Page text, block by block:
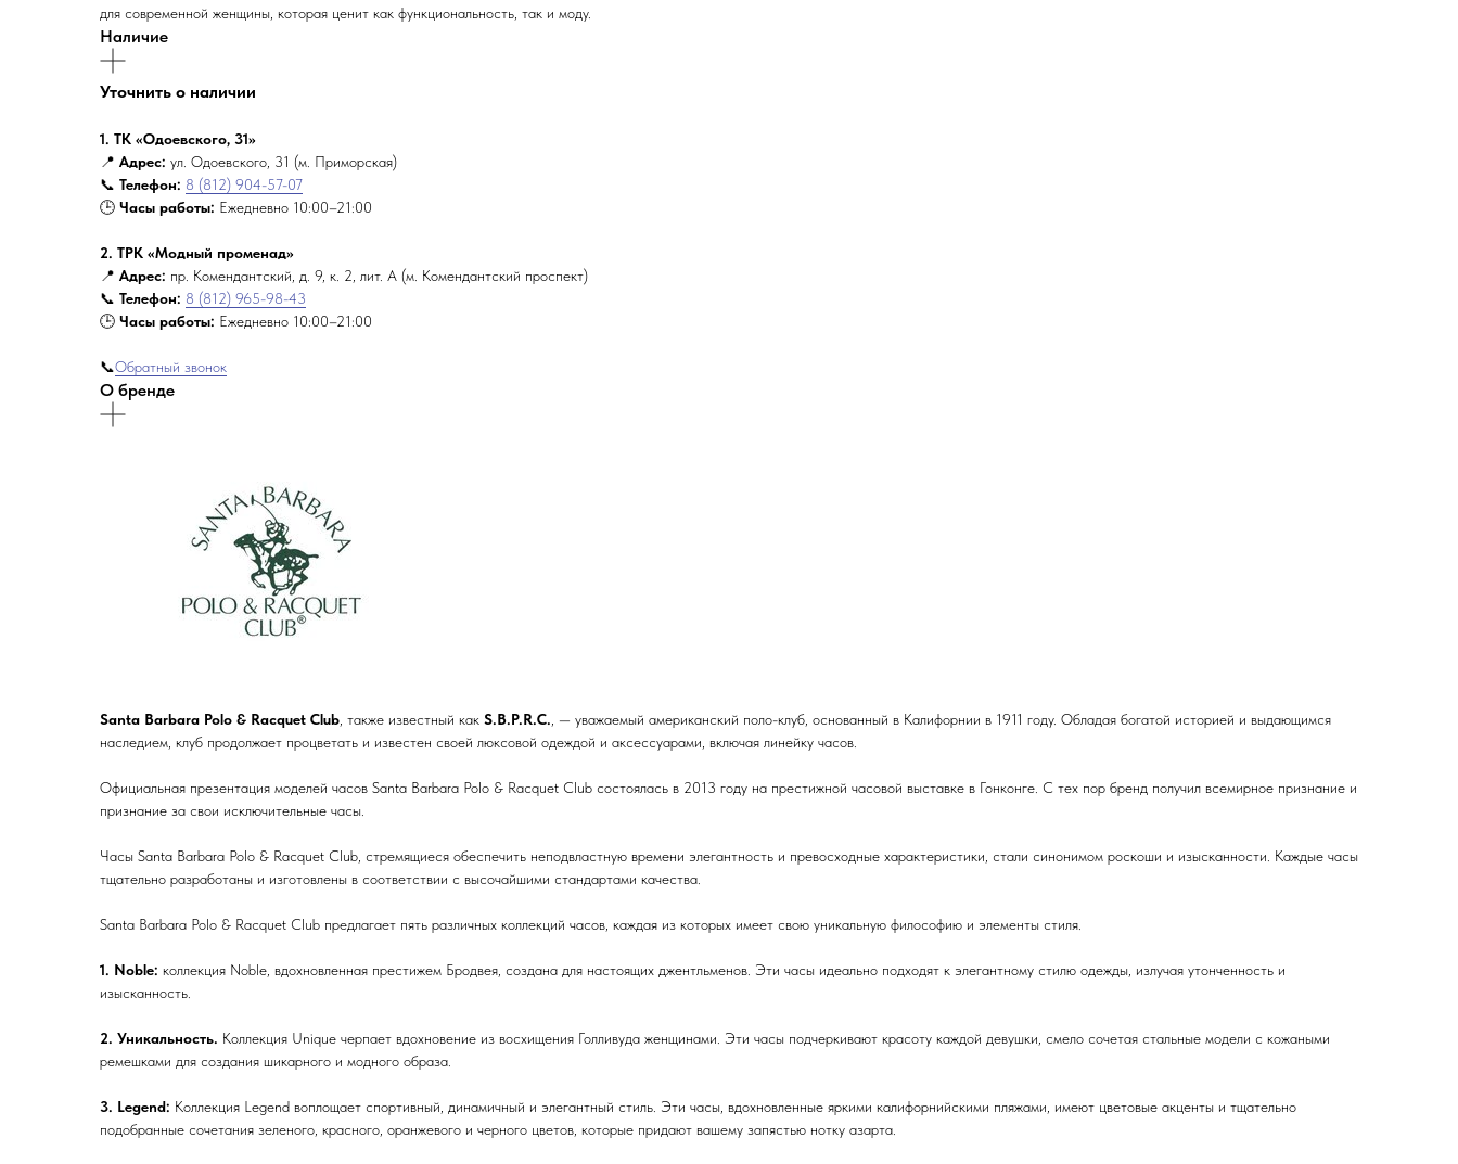
для современной женщины, которая ценит как функциональность, так и моду.
Наличие
Уточнить о наличии
1. ТК «Одоевского, 31»
📍 Адрес: ул. Одоевского, 31 (м. Приморская)
📞 Телефон: 8 (812) 904-57-07
🕒 Часы работы: Ежедневно 10:00–21:00
2. ТРК «Модный променад»
📍 Адрес: пр. Комендантский, д. 9, к. 2, лит. А (м. Комендантский проспект)
📞 Телефон: 8 (812) 965-98-43
🕒 Часы работы: Ежедневно 10:00–21:00
📞Обратный звонок
О бренде
Santa Barbara Polo & Racquet Club , также известный как S.B.P.R.C. , — уважаемый американский поло-клуб, основанный в Калифорнии в 1911 году. Обладая богатой историей и выдающимся
наследием, клуб продолжает процветать и известен своей люксовой одеждой и аксессуарами, включая линейку часов.
Официальная презентация моделей часов Santa Barbara Polo & Racquet Club состоялась в 2013 году на престижной часовой выставке в Гонконге. С тех пор бренд получил всемирное признание и
признание за свои исключительные часы.
Часы Santa Barbara Polo & Racquet Club, стремящиеся обеспечить неподвластную времени элегантность и превосходные характеристики, стали синонимом роскоши и изысканности. Каждые часы
тщательно разработаны и изготовлены в соответствии с высочайшими стандартами качества.
Santa Barbara Polo & Racquet Club предлагает пять различных коллекций часов, каждая из которых имеет свою уникальную философию и элементы стиля.
1. Noble: коллекция Noble, вдохновленная престижем Бродвея, создана для настоящих джентльменов. Эти часы идеально подходят к элегантному стилю одежды, излучая утонченность и
изысканность.
2. Уникальность. Коллекция Unique черпает вдохновение из восхищения Голливуда женщинами. Эти часы подчеркивают красоту каждой девушки, смело сочетая стальные модели с кожаными
ремешками для создания шикарного и модного образа.
3. Legend: Коллекция Legend воплощает спортивный, динамичный и элегантный стиль. Эти часы, вдохновленные яркими калифорнийскими пляжами, имеют цветовые акценты и тщательно
подобранные сочетания зеленого, красного, оранжевого и черного цветов, которые придают вашему запястью нотку азарта.